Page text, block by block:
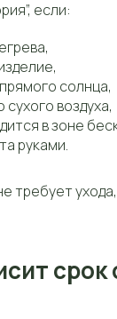
если:
солнца,
воздуха,
в зоне
руками.
требует